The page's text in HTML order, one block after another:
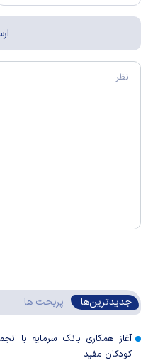
جدیدترین‌ها پربحث ها
آغاز همکاری بانک سرمایه با
کودکان مفید